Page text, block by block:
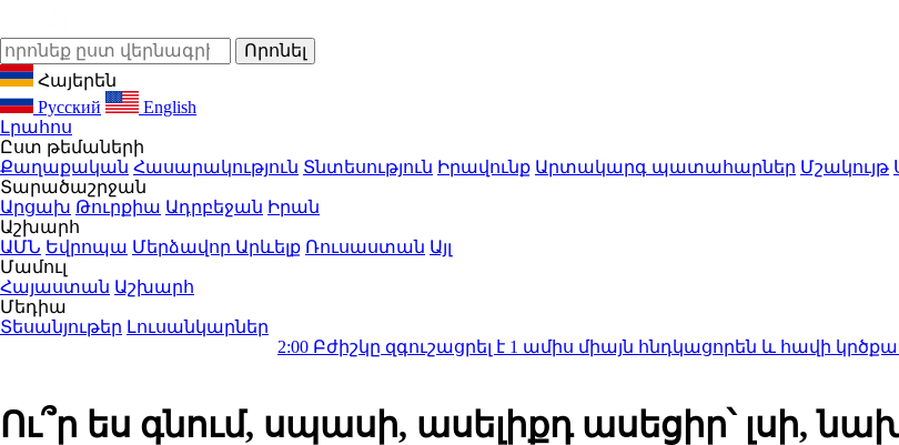
Հայերեն
Русский
English
Լրահոս
Ըստ թեմաների
Քաղաքական Հասարակություն Տնտեսություն Իրավունք Արտակարգ պատահարներ Մշակույթ
Տարածաշրջան
Արցախ Թուրքիա Ադրբեջան Իրան
Աշխարհ
ԱՄՆ Եվրոպա Մերձավոր Արևելք Ռուսաստան Այլ
Մամուլ
Հայաստան Աշխարհ
Մեդիա
Տեսանյութեր Լուսանկարներ
Բժիշկը զգուշացրել է 1 ամիս միայն հնդկացորեն և հավի կրծքամիս
Ու՞ր ես գնում, սպասի, ասելիքդ ասեցիր՝ լսի,